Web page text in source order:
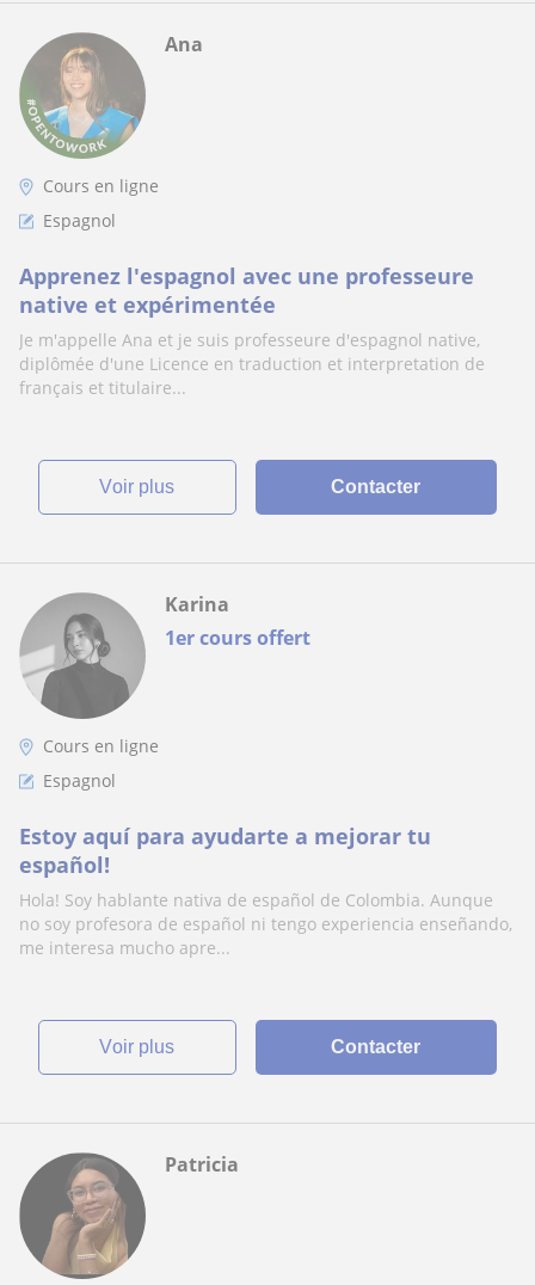
Ana
Cours en ligne
Espagnol
Apprenez l'espagnol avec une professeure
native et expérimentée
Je m'appelle Ana et je suis professeure d'espagnol native,
diplômée d'une Licence en traduction et interpretation de
français et titulaire...
voir plus Contacter
1er cours offert
Karina
Cours en ligne
Espagnol
Estoy aquí para ayudarte a mejorar tu
español!
Hola! Soy hablante nativa de español de Colombia. Aunque
no soy profesora de español ni tengo experiencia enseñando,
me interesa mucho apre...
voir plus Contacter
Patricia